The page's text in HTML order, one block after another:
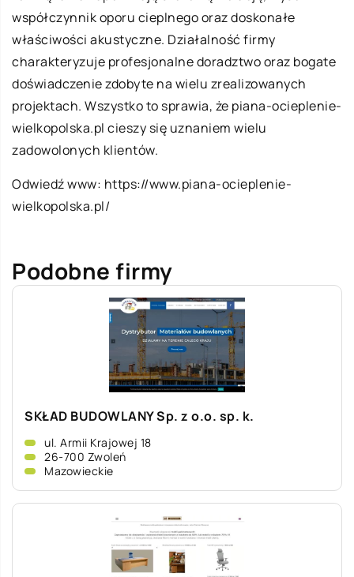
współczynnik oporu cieplnego oraz doskonałe
właściwości akustyczne. Działalność firmy
charakteryzuje profesjonalne doradztwo oraz bogate
doświadczenie zdobyte na wielu zrealizowanych
projektach. Wszystko to sprawia, że piana-ocieplenie-
wielkopolska.pl cieszy się uznaniem wielu
zadowolonych klientów.
Odwiedź www: https://www.piana-ocieplenie-
wielkopolska.pl/
Podobne firmy
SKŁAD BUDOWLANY Sp. z o.o. sp. k.
ul. Armii Krajowej 18
26-700 Zwoleń
Mazowieckie